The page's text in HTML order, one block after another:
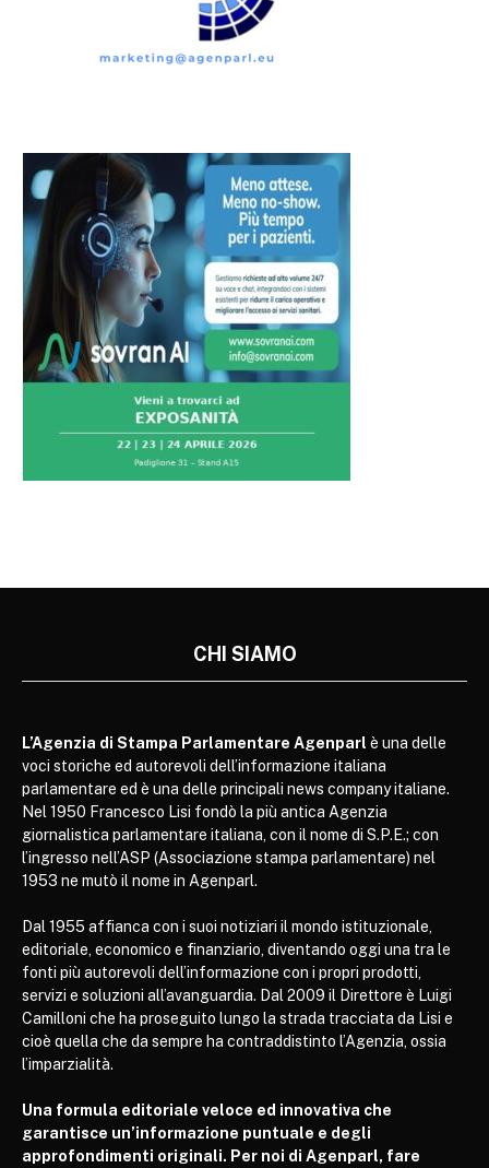
CHI SIAMO
L’Agenzia di Stampa Parlamentare Agenparl è una delle
voci storiche ed autorevoli dell’informazione italiana
parlamentare ed è una delle principali news company italiane.
Nel 1950 Francesco Lisi fondò la più antica Agenzia
giornalistica parlamentare italiana, con il nome di S.P.E.; con
l’ingresso nell’ASP (Associazione stampa parlamentare) nel
1953 ne mutò il nome in Agenparl.
Dal 1955 affianca con i suoi notiziari il mondo istituzionale,
editoriale, economico e finanziario, diventando oggi una tra le
fonti più autorevoli dell’informazione con i propri prodotti,
servizi e soluzioni all’avanguardia. Dal 2009 il Direttore è Luigi
Camilloni che ha proseguito lungo la strada tracciata da Lisi e
cioè quella che da sempre ha contraddistinto l’Agenzia, ossia
l’imparzialità.
Una formula editoriale veloce ed innovativa che
garantisce un’informazione puntuale e degli
approfondimenti originali. Per noi di Agenparl, fare